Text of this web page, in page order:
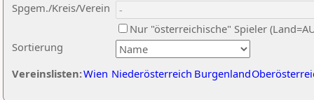
Sortierung
Spgem./Kreis/Verein
Nur "österreichische" Spieler
Vereinslisten:Wien Niederösterreich Burgenland